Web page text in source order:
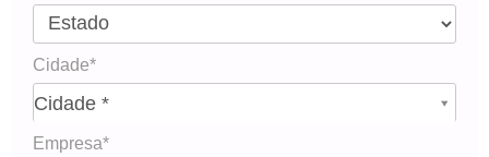
Cidade*
Cidade *
Cidade*
Empresa*